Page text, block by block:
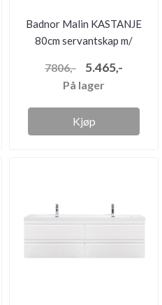
Badnor Malin KASTANJE
80cm servantskap m/
7806,- 5.465,-
På lager
Kjøp